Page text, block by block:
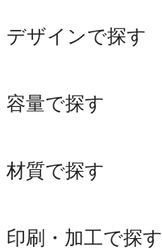
デザインで探す
容量で探す
材質で探す
印刷・加工で探す